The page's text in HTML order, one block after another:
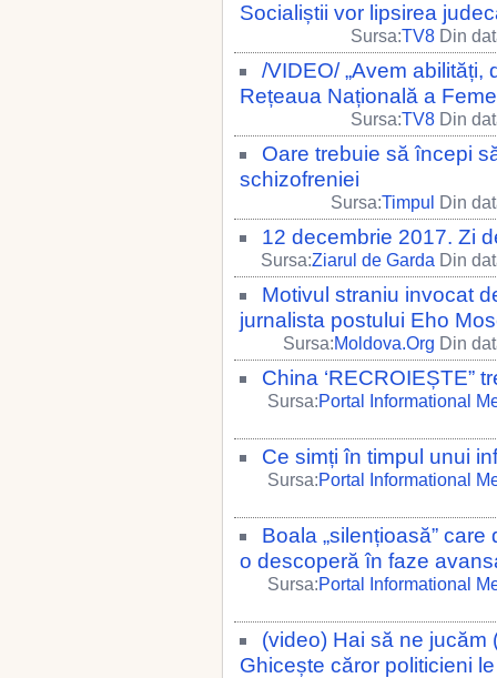
Socialiștii vor lipsirea
Sursa:TV8 Din
/VIDEO/ „Avem abilități,
Rețeaua Națională a
Sursa:TV8 Din
Oare trebuie să începi
schizofreniei
Sursa:Timpul Din
12 decembrie 2017. Zi
Sursa:Ziarul de Garda Din
Motivul straniu invocat
jurnalista postului Eho
Sursa:Moldova.Org Din
China ‘RECROIEȘTE”
Sursa:Portal Informational
Ce simți în timpul unui
Sursa:Portal Informational
Boala „silențioasă”
o descoperă în faze
Sursa:Portal Informational
(video) Hai să ne jucăm
Ghicește căror politicieni